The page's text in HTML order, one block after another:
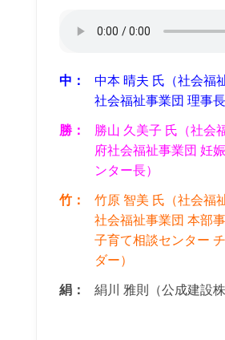
中：
中本 晴夫 氏（社会福
社会福祉事業団 理事長
勝：
勝山 久美子 氏（社会
府社会福祉事業団 妊
ンター長）
竹：
竹原 智美 氏（社会福
社会福祉事業団 本部
子育て相談センター
ダー）
絹： 絹川 雅則（公成建設株